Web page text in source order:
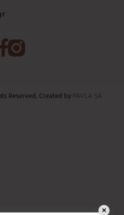
Reserved. Created by PAVLA SA
✕